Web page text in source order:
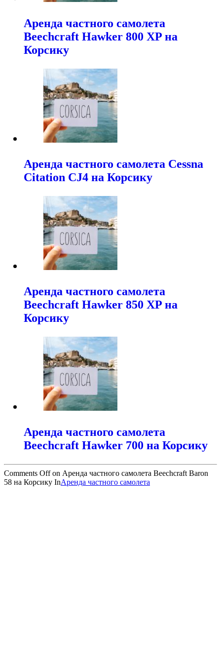
Аренда частного самолета
Beechcraft Hawker 800 XP на
Корсику
Аренда частного самолета Cessna
Citation CJ4 на Корсику
Аренда частного самолета
Beechcraft Hawker 850 XP на
Корсику
Аренда частного самолета
Beechcraft Hawker 700 на Корсику
Comments Offon Аренда частного самолета Beechcraft Baron
58 на Корсику InАренда частного самолета